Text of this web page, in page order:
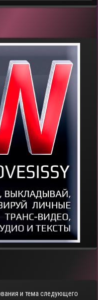
и тема следующего